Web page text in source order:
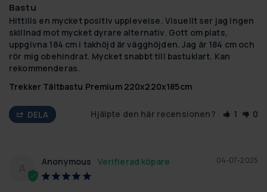
Bastu
Hittills en mycket positiv upplevelse. Visuellt ser jag ingen
skillnad mot mycket dyrare alternativ. Gott om plats,
uppgivna 184 cm i takhöjd är vägghöjden. Jag är 184 cm och
rör mig obehindrat. Mycket snabbt till bastuklart. Kan
rekommenderas.
Trekker Tältbastu Premium 220x220x185cm
DELA Hjälpte den här recensionen? 1 0
04-07-2025
Anonymous